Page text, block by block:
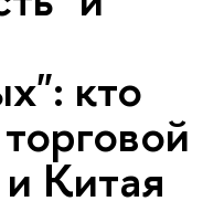
кто
Китая